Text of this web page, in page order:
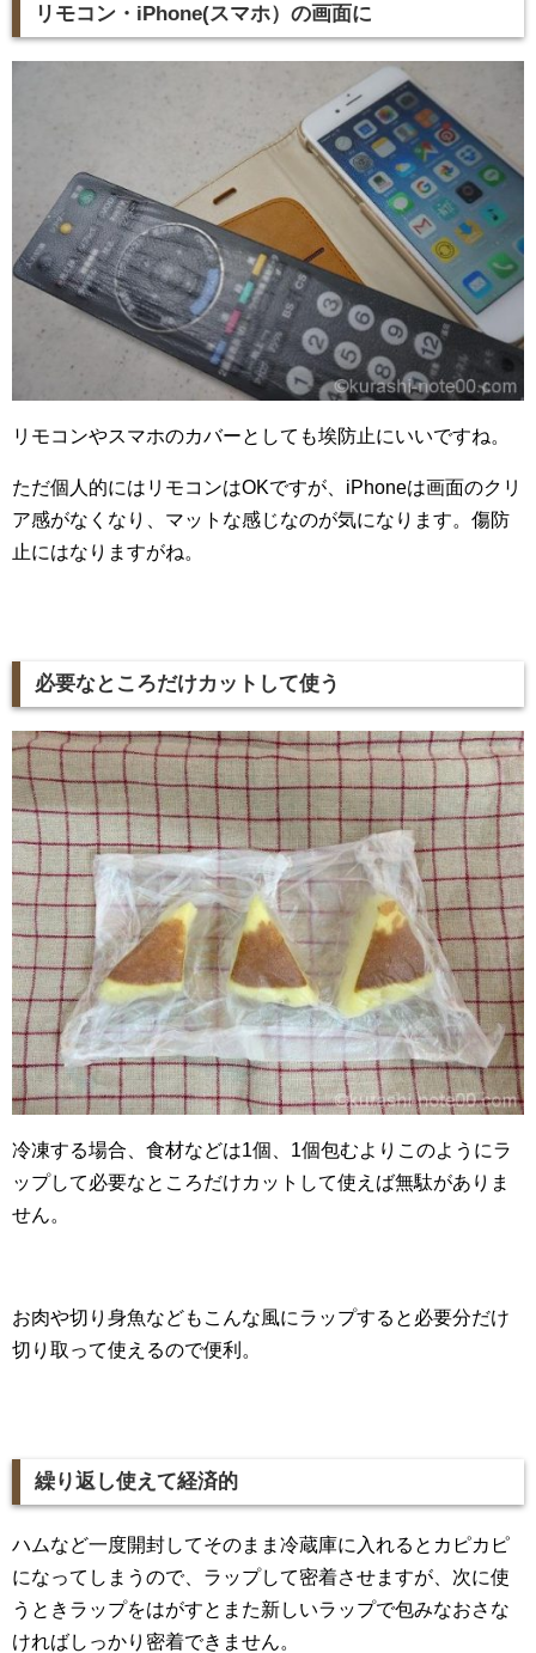
リモコン・iPhone(スマホ）の画面に
リモコンやスマホのカバーとしても埃防止にいいですね。
ただ個人的にはリモコンはOKですが、iPhoneは画面のクリ
ア感がなくなり、マットな感じなのが気になります。傷防
止にはなりますがね。
必要なところだけカットして使う
冷凍する場合、食材などは1個、1個包むよりこのようにラ
ップして必要なところだけカットして使えば無駄がありま
せん。
お肉や切り身魚などもこんな風にラップすると必要分だけ
切り取って使えるので便利。
繰り返し使えて経済的
ハムなど一度開封してそのまま冷蔵庫に入れるとカピカピ
になってしまうので、ラップして密着させますが、次に使
うときラップをはがすとまた新しいラップで包みなおさな
ければしっかり密着できません。